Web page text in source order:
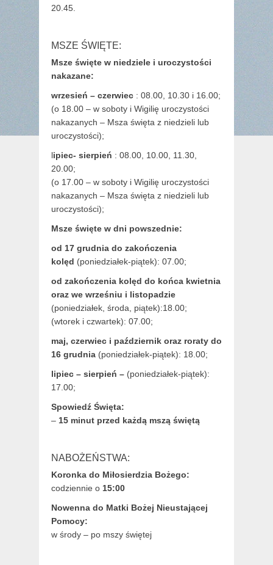
20.45.
MSZE ŚWIĘTE:
Msze święte w niedziele i uroczystości
nakazane:
wrzesień – czerwiec : 08.00, 10.30 i 16.00;
(o 18.00 – w soboty i Wigilię uroczystości
nakazanych – Msza święta z niedzieli lub
uroczystości);
lipiec- sierpień : 08.00, 10.00, 11.30,
20.00;
(o 17.00 – w soboty i Wigilię uroczystości
nakazanych – Msza święta z niedzieli lub
uroczystości);
Msze święte w dni powszednie:
od 17 grudnia do zakończenia
kolęd (poniedziałek-piątek): 07.00;
od zakończenia kolęd do końca kwietnia
oraz we wrześniu i listopadzie
(poniedziałek, środa, piątek):18.00;
(wtorek i czwartek): 07.00;
maj, czerwiec i październik oraz roraty do
16 grudnia (poniedziałek-piątek): 18.00;
lipiec – sierpień – (poniedziałek-piątek):
17.00;
Spowiedź Święta:
– 15 minut przed każdą mszą świętą
NABOŻEŃSTWA:
Koronka do Miłosierdzia Bożego:
codziennie o 15:00
Nowenna do Matki Bożej Nieustającej
Pomocy:
w środy – po mszy świętej